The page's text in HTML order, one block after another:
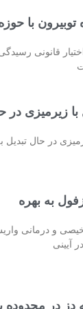
توبیرون با
قانونی
زیرمیزی در
در حال تبدیل
به بهره
و درمانی
آیینی
دز در محدوده